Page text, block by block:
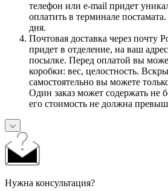
телефон или e-mail придет
оплатить в терминале
дня.
Почтовая доставка через почту
придет в отделение, на ваш
посылке. Перед оплатой вы
коробки: вес, целостность.
самостоятельно вы можете
Один заказ может содержать не
его стоимость не должна
Нужна консультация?